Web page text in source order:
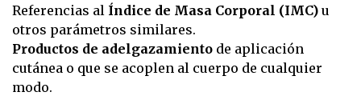
Referencias al Índice de Masa Corporal (IMC) u
otros parámetros similares.
Productos de adelgazamiento de aplicación
cutánea o que se acoplen al cuerpo de cualquier
modo.